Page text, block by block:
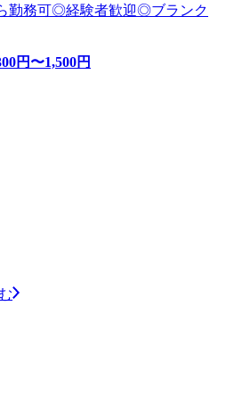
勤務可◎経験者歓迎◎ブランク
円〜1,500円